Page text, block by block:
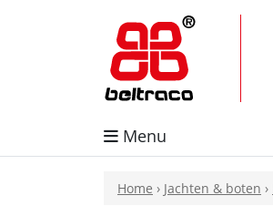
Menu
Home › Jachten & boten ›